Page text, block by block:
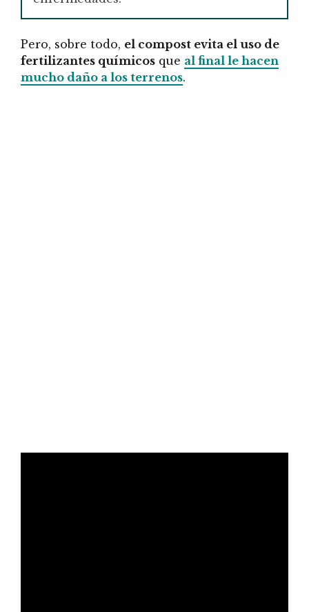
Pero, sobre todo, el compost evita el uso de
fertilizantes químicos que al final le hacen
mucho daño a los terrenos.